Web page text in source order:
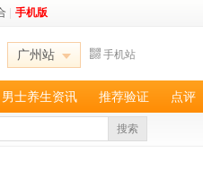
手机版
广州站 手机站
男士养生资讯 推荐验证 点评
搜索